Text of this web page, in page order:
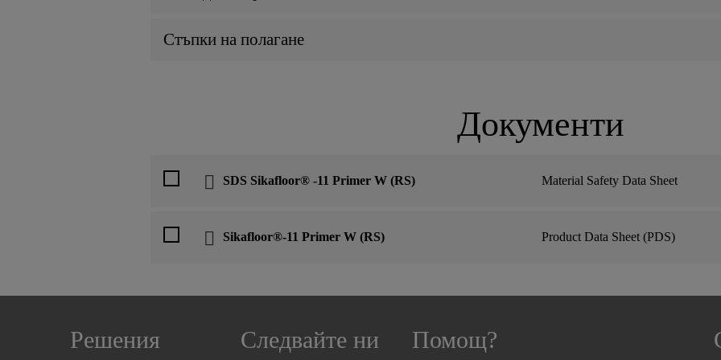
Стъпки на полагане
Документи
SDS Sikafloor® -11 Primer W (RS) Material Safety Data Sheet
Sikafloor®-11 Primer W (RS) Product Data Sheet (PDS)
Решения Следвайте ни Помощ?